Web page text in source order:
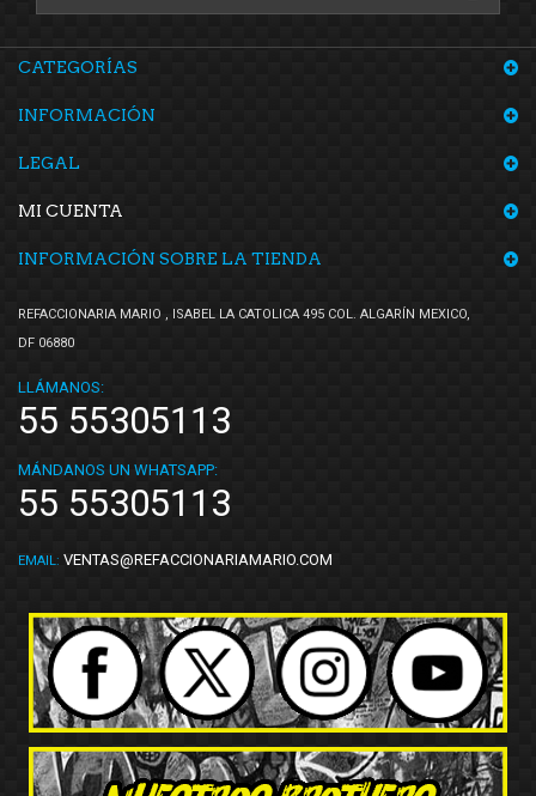
CATEGORÍAS
INFORMACIÓN
LEGAL
MI CUENTA
INFORMACIÓN SOBRE LA TIENDA
REFACCIONARIA MARIO , ISABEL LA CATOLICA 495 COL. ALGARÍN MEXICO,
DF 06880
LLÁMANOS:
55 55305113
MÁNDANOS UN WHATSAPP:
55 55305113
EMAIL: VENTAS@REFACCIONARIAMARIO.COM